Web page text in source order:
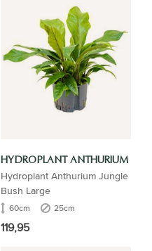
HYDROPLANT ANTHURIUM
Hydroplant Anthurium Jungle
Bush Large
60cm 25cm
119,95